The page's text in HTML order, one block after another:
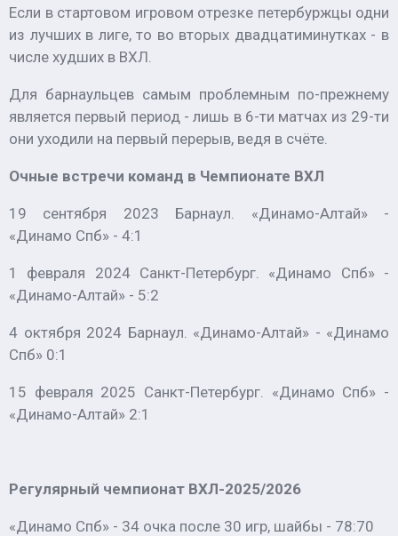
Если в стартовом игровом отрезке петербуржцы одни
из лучших в лиге, то во вторых двадцатиминутках - в
числе худших в ВХЛ.
Для барнаульцев самым проблемным по-прежнему
является первый период - лишь в 6-ти матчах из 29-ти
они уходили на первый перерыв, ведя в счёте.
Очные встречи команд в Чемпионате ВХЛ
19 сентября 2023 Барнаул. «Динамо-Алтай» -
«Динамо Спб» - 4:1
1 февраля 2024 Санкт-Петербург. «Динамо Спб» -
«Динамо-Алтай» - 5:2
4 октября 2024 Барнаул. «Динамо-Алтай» - «Динамо
Спб» 0:1
15 февраля 2025 Санкт-Петербург. «Динамо Спб» -
«Динамо-Алтай» 2:1
Регулярный чемпионат ВХЛ-2025/2026
«Динамо Спб» - 34 очка после 30 игр, шайбы - 78:70